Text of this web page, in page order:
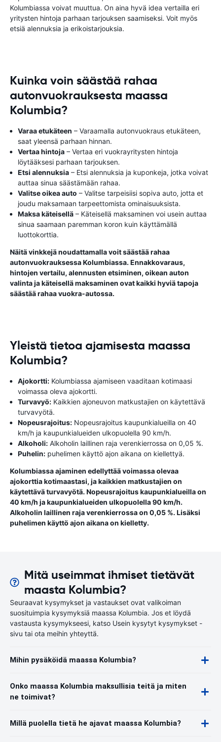
Kolumbiassa voivat muuttua. On aina hyvä idea vertailla eri
yritysten hintoja parhaan tarjouksen saamiseksi. Voit myös
etsiä alennuksia ja erikoistarjouksia.
Kuinka voin säästää rahaa
autonvuokrauksesta maassa
Kolumbia?
Varaa etukäteen – Varaamalla autonvuokraus etukäteen,
saat yleensä parhaan hinnan.
Vertaa hintoja – Vertaa eri vuokrayritysten hintoja
löytääksesi parhaan tarjouksen.
Etsi alennuksia – Etsi alennuksia ja kuponkeja, jotka voivat
auttaa sinua säästämään rahaa.
Valitse oikea auto – Valitse tarpeisiisi sopiva auto, jotta et
joudu maksamaan tarpeettomista ominaisuuksista.
Maksa käteisellä – Käteisellä maksaminen voi usein auttaa
sinua saamaan paremman koron kuin käyttämällä
luottokorttia.
Näitä vinkkejä noudattamalla voit säästää rahaa
autonvuokrauksessa Kolumbiassa. Ennakkovaraus,
hintojen vertailu, alennusten etsiminen, oikean auton
valinta ja käteisellä maksaminen ovat kaikki hyviä tapoja
säästää rahaa vuokra-autossa.
Yleistä tietoa ajamisesta maassa
Kolumbia?
Ajokortti: Kolumbiassa ajamiseen vaaditaan kotimaasi
voimassa oleva ajokortti.
Turvavyö: Kaikkien ajoneuvon matkustajien on käytettävä
turvavyötä.
Nopeusrajoitus: Nopeusrajoitus kaupunkialueilla on 40
km/h ja kaupunkialueiden ulkopuolella 90 km/h.
Alkoholi: Alkoholin laillinen raja verenkierrossa on 0,05 %.
Puhelin: puhelimen käyttö ajon aikana on kiellettyä.
Kolumbiassa ajaminen edellyttää voimassa olevaa
ajokorttia kotimaastasi, ja kaikkien matkustajien on
käytettävä turvavyötä. Nopeusrajoitus kaupunkialueilla on
40 km/h ja kaupunkialueiden ulkopuolella 90 km/h.
Alkoholin laillinen raja verenkierrossa on 0,05 %. Lisäksi
puhelimen käyttö ajon aikana on kielletty.
Mitä useimmat ihmiset tietävät
maasta Kolumbia?
Seuraavat kysymykset ja vastaukset ovat valikoiman
suosituimpia kysymyksiä maassa Kolumbia. Jos et löydä
vastausta kysymykseesi, katso Usein kysytyt kysymykset -
sivu tai ota meihin yhteyttä.
Mihin pysäköidä maassa Kolumbia?
Onko maassa Kolumbia maksullisia teitä ja miten
ne toimivat?
Millä puolella tietä he ajavat maassa Kolumbia?